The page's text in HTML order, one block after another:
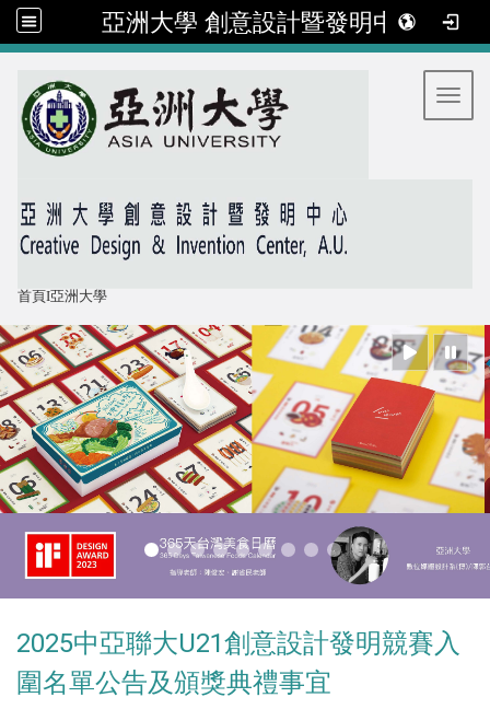
亞洲大學 創意設計暨發明中心
首頁I亞洲大學
2025中亞聯大U21創意設計發明競賽入
圍名單公告及頒獎典禮事宜